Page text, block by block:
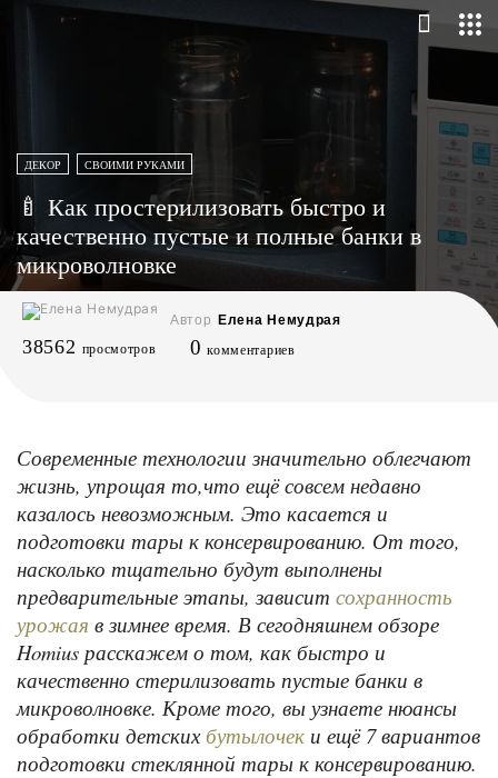
ДЕКОР СВОИМИ РУКАМИ
🍼 Как простерилизовать быстро и
качественно пустые и полные банки в
микроволновке
Автор Елена Немудрая
38562 просмотров 0 комментариев
Современные технологии значительно облегчают
жизнь, упрощая то,что ещё совсем недавно
казалось невозможным. Это касается и
подготовки тары к консервированию. От того,
насколько тщательно будут выполнены
предварительные этапы, зависит сохранность
урожая в зимнее время. В сегодняшнем обзоре
Homius расскажем о том, как быстро и
качественно стерилизовать пустые банки в
микроволновке. Кроме того, вы узнаете нюансы
обработки детскихбутылочек и ещё 7 вариантов
подготовки стеклянной тары к консервированию.